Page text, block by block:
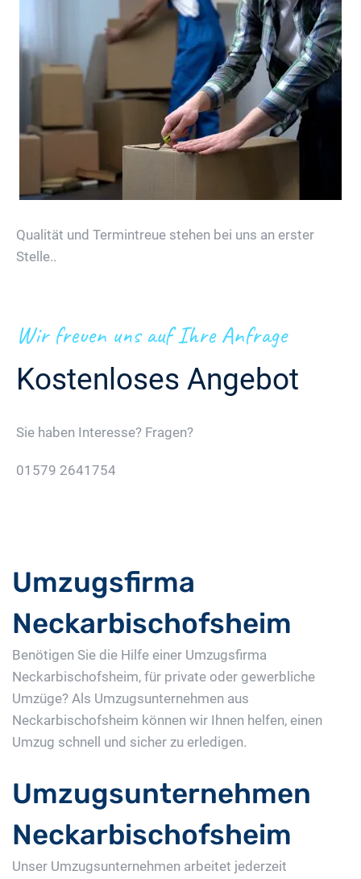
Qualität und Termintreue stehen bei uns an erster
Stelle..
Wir freuen uns auf Ihre Anfrage
Kostenloses Angebot
Sie haben Interesse? Fragen?
01579 2641754
Umzugsfirma
Neckarbischofsheim
Benötigen Sie die Hilfe einer Umzugsfirma
Neckarbischofsheim, für private oder gewerbliche
Umzüge? Als Umzugsunternehmen aus
Neckarbischofsheim können wir Ihnen helfen, einen
Umzug schnell und sicher zu erledigen.
Umzugsunternehmen
Neckarbischofsheim
Unser Umzugsunternehmen arbeitet jederzeit